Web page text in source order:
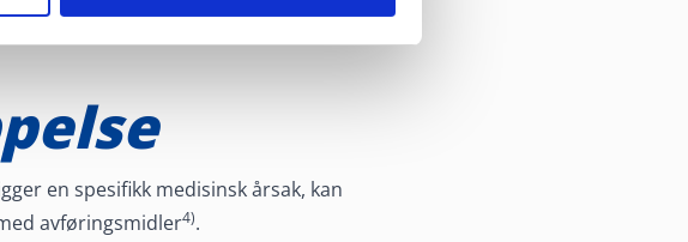
en spesifikk medisinsk årsak, kan
avføringsmidler4).